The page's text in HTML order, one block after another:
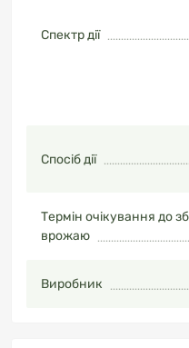
Спектр дії
Спосіб дії
Термін очікування до
врожаю
Виробник